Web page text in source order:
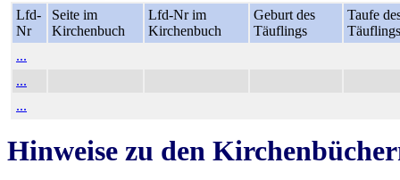
Lfd-
Nr
Seite im
Kirchenbuch
Lfd-Nr im
Kirchenbuch
Geburt des
Täuflings
Taufe
Täuflings
...
...
...
Hinweise zu den